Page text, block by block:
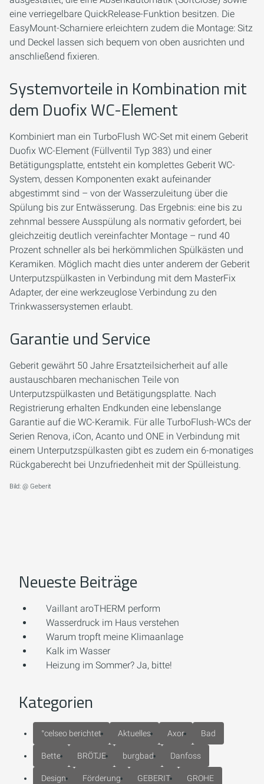
eine verriegelbare QuickRelease-Funktion besitzen. Die
EasyMount-Scharniere erleichtern zudem die Montage: Sitz
und Deckel lassen sich bequem von oben ausrichten und
anschließend fixieren.
Systemvorteile in Kombination mit
dem Duofix WC-Element
Kombiniert man ein TurboFlush WC-Set mit einem Geberit
Duofix WC-Element (Füllventil Typ 383) und einer
Betätigungsplatte, entsteht ein komplettes Geberit WC-
System, dessen Komponenten exakt aufeinander
abgestimmt sind – von der Wasserzuleitung über die
Spülung bis zur Entwässerung. Das Ergebnis: eine bis zu
zehnmal bessere Ausspülung als normativ gefordert, bei
gleichzeitig deutlich vereinfachter Montage – rund 40
Prozent schneller als bei herkömmlichen Spülkästen und
Keramiken. Möglich macht dies unter anderem der Geberit
Unterputzspülkasten in Verbindung mit dem MasterFix
Adapter, der eine werkzeuglose Verbindung zu den
Trinkwassersystemen erlaubt.
Garantie und Service
Geberit gewährt 50 Jahre Ersatzteilsicherheit auf alle
austauschbaren mechanischen Teile von
Unterputzspülkasten und Betätigungsplatte. Nach
Registrierung erhalten Endkunden eine lebenslange
Garantie auf die WC-Keramik. Für alle TurboFlush-WCs der
Serien Renova, iCon, Acanto und ONE in Verbindung mit
einem Unterputzspülkasten gibt es zudem ein 6-monatiges
Rückgaberecht bei Unzufriedenheit mit der Spülleistung.
Bild: @ Geberit
Neueste Beiträge
Vaillant aroTHERM perform
Wasserdruck im Haus verstehen
Warum tropft meine Klimaanlage
Kalk im Wasser
Heizung im Sommer? Ja, bitte!
Kategorien
°celseo berichtet Aktuelles Axor Bad
Bette BRÖTJE burgbad Danfoss
Design Förderung GEBERIT GROHE